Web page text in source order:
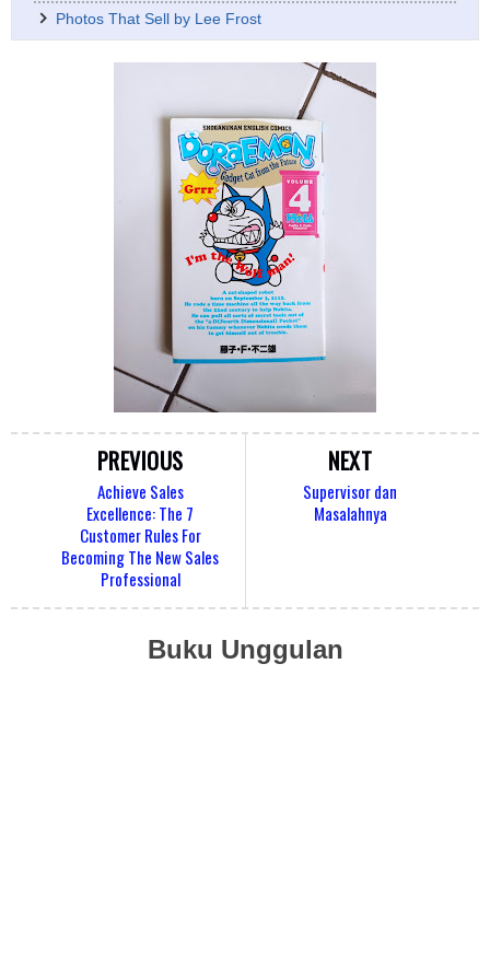
Photos That Sell by Lee Frost
NEXT
Supervisor dan
Masalahnya
PREVIOUS
Achieve Sales
Excellence: The 7
Customer Rules For
Becoming The New Sales
Professional
Buku Unggulan